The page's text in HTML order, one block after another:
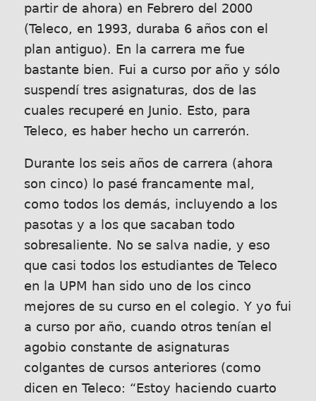
partir de ahora) en Febrero del 2000
(Teleco, en 1993, duraba 6 años con el
plan antiguo). En la carrera me fue
bastante bien. Fui a curso por año y sólo
suspendí tres asignaturas, dos de las
cuales recuperé en Junio. Esto, para
Teleco, es haber hecho un carrerón.
Durante los seis años de carrera (ahora
son cinco) lo pasé francamente mal,
como todos los demás, incluyendo a los
pasotas y a los que sacaban todo
sobresaliente. No se salva nadie, y eso
que casi todos los estudiantes de Teleco
en la UPM han sido uno de los cinco
mejores de su curso en el colegio. Y yo fui
a curso por año, cuando otros tenían el
agobio constante de asignaturas
colgantes de cursos anteriores (como
dicen en Teleco: “Estoy haciendo cuarto